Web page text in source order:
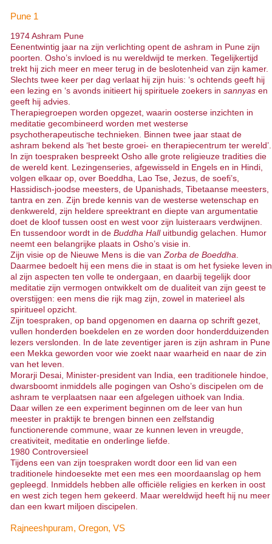
Pune 1
1974 Ashram Pune
Eenentwintig jaar na zijn verlichting opent de ashram in Pune zijn
poorten. Osho’s invloed is nu wereldwijd te merken. Tegelijkertijd
trekt hij zich meer en meer terug in de beslotenheid van zijn kamer.
Slechts twee keer per dag verlaat hij zijn huis: ‘s ochtends geeft hij
een lezing en ‘s avonds initieert hij spirituele zoekers in sannyasen
geeft hij advies.
Therapiegroepen worden opgezet, waarin oosterse inzichten in
meditatie gecombineerd worden met westerse
psychotherapeutische technieken. Binnen twee jaar staat de
ashram bekend als ‘het beste groei- en therapiecentrum ter wereld’.
In zijn toespraken bespreekt Osho alle grote religieuze tradities die
de wereld kent. Lezingenseries, afgewisseld in Engels en in Hindi,
volgen elkaar op, over Boeddha, Lao Tse, Jezus, de soefi’s,
Hassidisch-joodse meesters, de Upanishads, Tibetaanse meesters,
tantra en zen. Zijn brede kennis van de westerse wetenschap en
denkwereld, zijn heldere spreektrant en diepte van argumentatie
doet de kloof tussen oost en west voor zijn luisteraars verdwijnen.
En tussendoor wordt in de Buddha Halluitbundig gelachen. Humor
neemt een belangrijke plaats in Osho’s visie in.
Zijn visie op de Nieuwe Mens is die van Zorba de Boeddha
Daarmee bedoelt hij een mens die in staat is om het fysieke leven in
al zijn aspecten ten volle te ondergaan, en daarbij tegelijk door
meditatie zijn vermogen ontwikkelt om de dualiteit van zijn geest te
overstijgen: een mens die rijk mag zijn, zowel in materieel als
spiritueel opzicht.
Zijn toespraken, op band opgenomen en daarna op schrift gezet,
vullen honderden boekdelen en ze worden door honderdduizenden
lezers verslonden. In de late zeventiger jaren is zijn ashram in Pune
een Mekka geworden voor wie zoekt naar waarheid en naar de zin
van het leven.
Morarji Desai, Minister-president van India, een traditionele hindoe,
dwarsboomt inmiddels alle pogingen van Osho’s discipelen om de
ashram te verplaatsen naar een afgelegen uithoek van India.
Daar willen ze een experiment beginnen om de leer van hun
meester in praktijk te brengen binnen een zelfstandig
functionerende commune, waar ze kunnen leven in vreugde,
creativiteit, meditatie en onderlinge liefde.
1980 Controversieel
Tijdens een van zijn toespraken wordt door een lid van een
traditionele hindoesekte met een mes een moordaanslag op hem
gepleegd. Inmiddels hebben alle officiële religies en kerken in oost
en west zich tegen hem gekeerd. Maar wereldwijd heeft hij nu meer
dan een kwart miljoen discipelen.
Rajneeshpuram, Oregon, VS